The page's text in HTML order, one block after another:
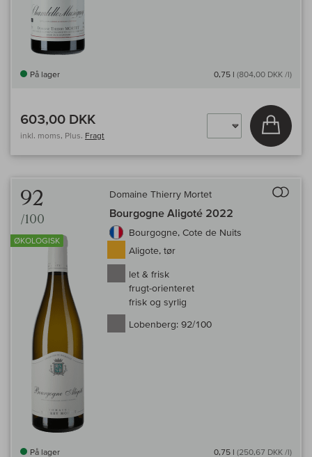
På lager 0,75 l (804,00 DKK /l)
603,00 DKK
inkl. moms, Plus. Fragt
Læg i
92
/100
ØKOLOGISK
Domaine Thierry Mortet
Bourgogne Aligoté 2022
Bourgogne, Cote de Nuits
Aligote, tør
let & frisk
frugt-orienteret
frisk og syrlig
Lobenberg: 92/100
På lager 0,75 l (250,67 DKK /l)